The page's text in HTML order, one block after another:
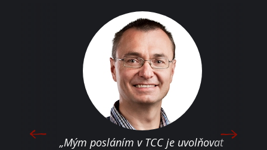
„Mým posláním v TCC je uvolňovat